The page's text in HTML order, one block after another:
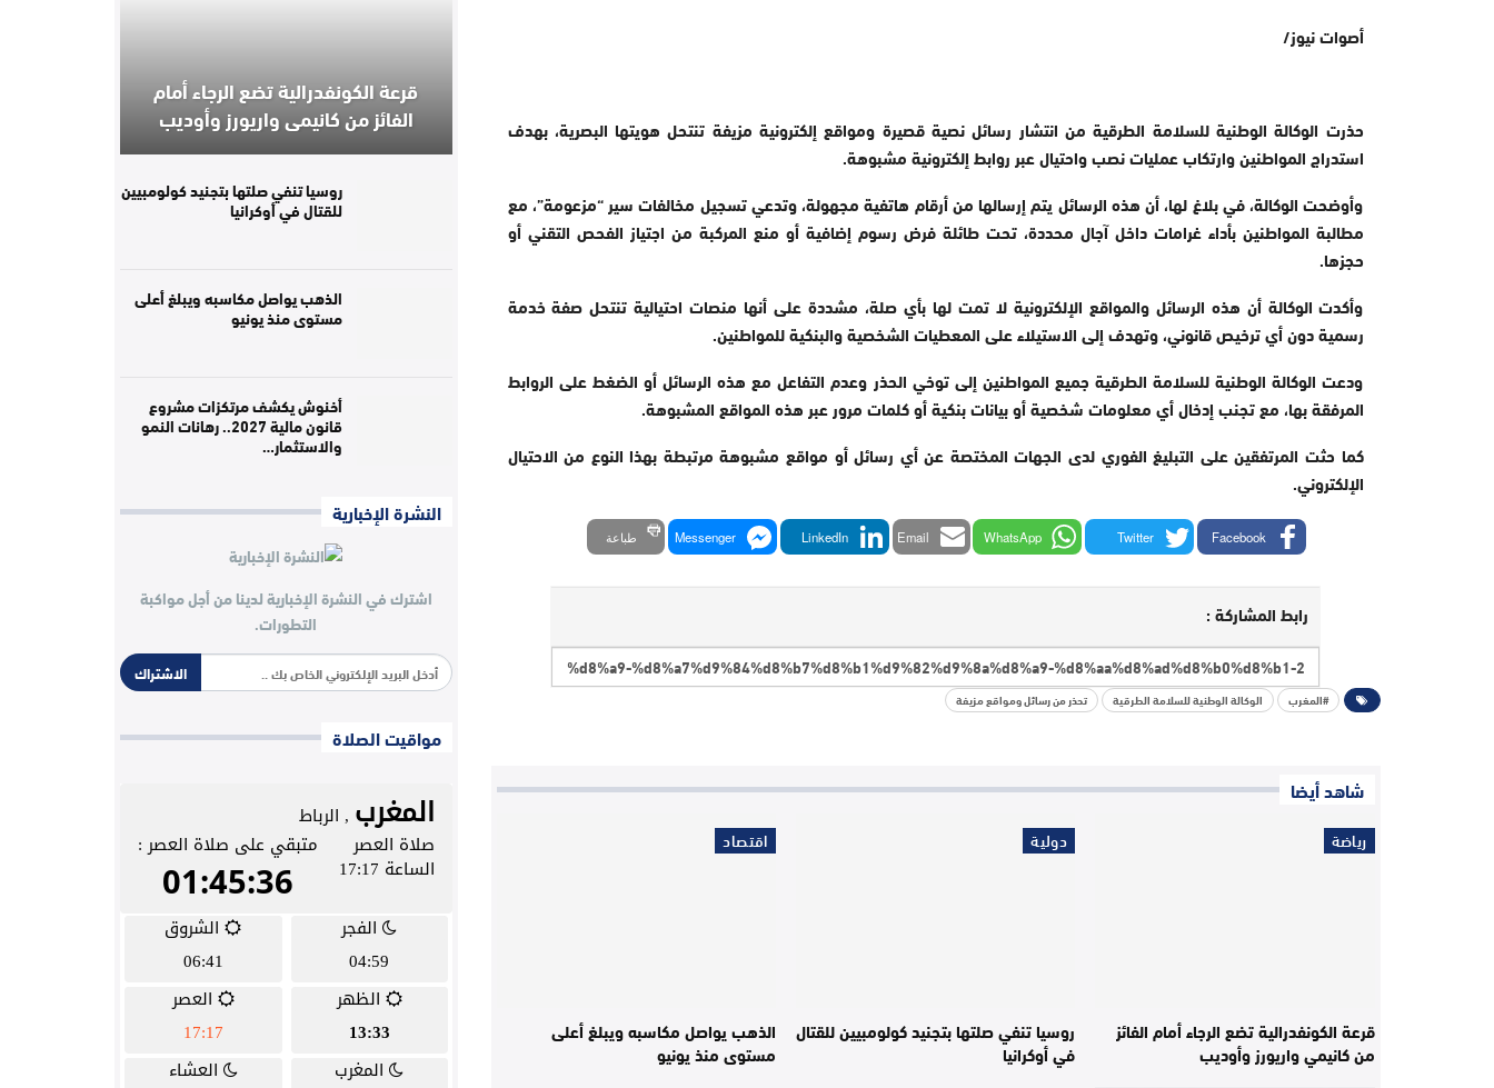
أصوات نيوز/
حذرت الوكالة الوطنية للسلامة الطرقية من انتشار رسائل نصية قصيرة ومواقع إلكترونية مزيفة تنتحل هويتها البصرية، بهدف
استدراج المواطنين وارتكاب عمليات نصب واحتيال عبر روابط إلكترونية مشبوهة.
وأوضحت الوكالة، في بلاغ لها، أن هذه الرسائل يتم إرسالها من أرقام هاتفية مجهولة، وتدعي تسجيل مخالفات سير “مزعومة”، مع
مطالبة المواطنين بأداء غرامات داخل آجال محددة، تحت طائلة فرض رسوم إضافية أو منع المركبة من اجتياز الفحص التقني أو
حجزها.
وأكدت الوكالة أن هذه الرسائل والمواقع الإلكترونية لا تمت لها بأي صلة، مشددة على أنها منصات احتيالية تنتحل صفة خدمة
رسمية دون أي ترخيص قانوني، وتهدف إلى الاستيلاء على المعطيات الشخصية والبنكية للمواطنين.
ودعت الوكالة الوطنية للسلامة الطرقية جميع المواطنين إلى توخي الحذر وعدم التفاعل مع هذه الرسائل أو الضغط على الروابط
المرفقة بها، مع تجنب إدخال أي معلومات شخصية أو بيانات بنكية أو كلمات مرور عبر هذه المواقع المشبوهة.
كما حثت المرتفقين على التبليغ الفوري لدى الجهات المختصة عن أي رسائل أو مواقع مشبوهة مرتبطة بهذا النوع من الاحتيال
الإلكتروني.
Facebook
Twitter
WhatsApp
Email
LinkedIn
Messenger طباعة
رابط المشاركة :
#المغرب الوكالة الوطنية للسلامة الطرقية تحذر من رسائل ومواقع مزيفة
شاهد أيضا
رياضة
قرعة الكونفدرالية تضع الرجاء أمام الفائز
من كانيمي واريورز وأوديب
دولية
روسيا تنفي صلتها بتجنيد كولومبيين للقتال
في أوكرانيا
اقتصاد
الذهب يواصل مكاسبه ويبلغ أعلى
مستوى منذ يونيو
قرعة الكونفدرالية تضع الرجاء أمام
الفائز من كانيمي واريورز وأوديب
روسيا تنفي صلتها بتجنيد كولومبيين
للقتال في أوكرانيا
الذهب يواصل مكاسبه ويبلغ أعلى
مستوى منذ يونيو
أخنوش يكشف مرتكزات مشروع
قانون مالية 2027.. رهانات النمو
والاستثمار…
النشرة الإخبارية
اشترك في النشرة الإخبارية لدينا من أجل مواكبة
التطورات.
الاشتراك
مواقيت الصلاة